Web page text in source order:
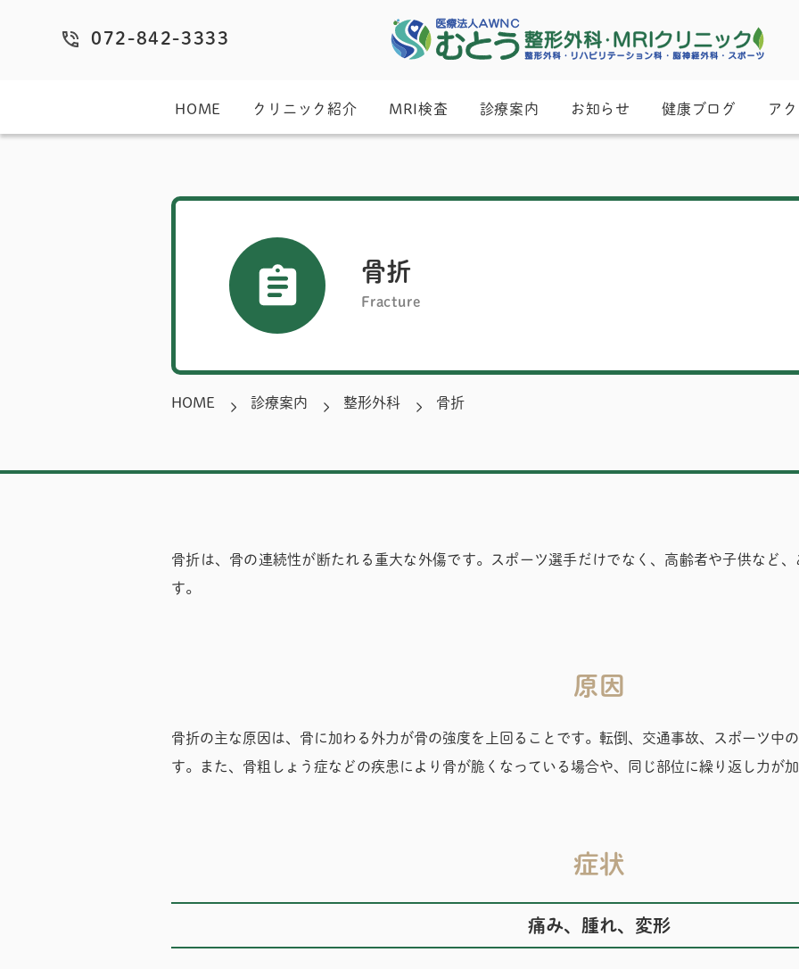
072-842-3333
HOME クリニック紹介 MRI検査 診療案内 お知らせ 健康ブログ ア
骨折
Fracture
HOME 診療案内 整形外科 骨折
骨折は、骨の連続性が断たれる重大な外傷です。スポーツ選手だけでなく、高齢者や子供など
す。
原因
骨折の主な原因は、骨に加わる外力が骨の強度を上回ることです。転倒、交通事故、スポーツ中
す。また、骨粗しょう症などの疾患により骨が脆くなっている場合や、同じ部位に繰り返し力が
症状
痛み、腫れ、変形